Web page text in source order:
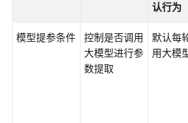
认行为
模型提参条件
控制是否调用
大模型进行参
数提取
默认每
用大模